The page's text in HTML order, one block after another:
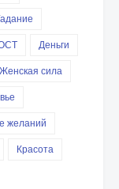
Деньги
Женская сила
желаний
Красота